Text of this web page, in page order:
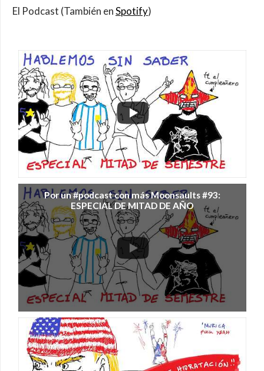
El Podcast (También enSpotify)
Por un #podcast con más Moonsaults #93:
ESPECIAL DE MITAD DE AÑO